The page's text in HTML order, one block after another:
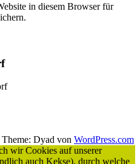
in diesem Browser für
Theme: Dyad von WordPress.com
wir Cookies auf unserer
auch Kekse), durch welche